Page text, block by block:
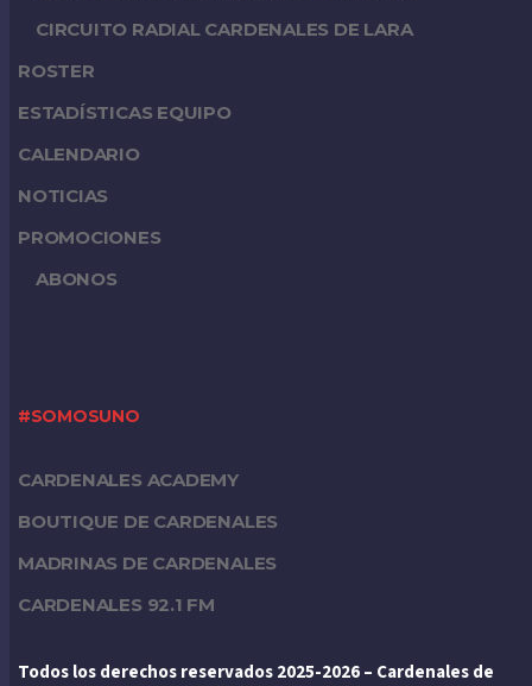
CIRCUITO RADIAL CARDENALES DE LARA
ROSTER
ESTADÍSTICAS EQUIPO
CALENDARIO
NOTICIAS
PROMOCIONES
ABONOS
#SOMOSUNO
CARDENALES ACADEMY
BOUTIQUE DE CARDENALES
MADRINAS DE CARDENALES
CARDENALES 92.1 FM
Todos los derechos reservados 2025-2026 – Cardenales de